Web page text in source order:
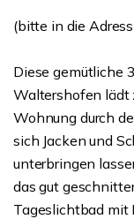
(bitte in die
Diese gemütliche
Waltershofen lädt
Wohnung durch
sich Jacken und
unterbringen
das gut
Tageslichtbad mit